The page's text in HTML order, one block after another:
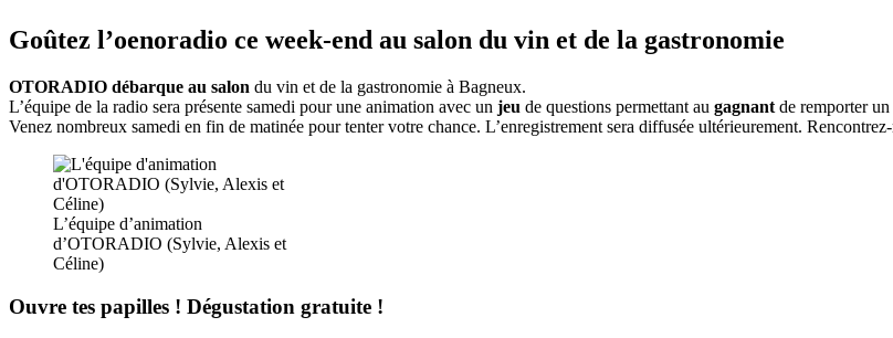
Goûtez l’oenoradio ce week-end au salon du vin et de la gastronomie
OTORADIO débarque au salon du vin et de la gastronomie à Bagneux.
L’équipe de la radio sera présente samedi pour une animation avec un jeu de questions permettant au gagnant de remporter un
Venez nombreux samedi en fin de matinée pour tenter votre chance. L’enregistrement sera diffusée ultérieurement.
L’équipe d’animation
d’OTORADIO (Sylvie, Alexis et
Céline)
Ouvre tes papilles ! Dégustation gratuite !